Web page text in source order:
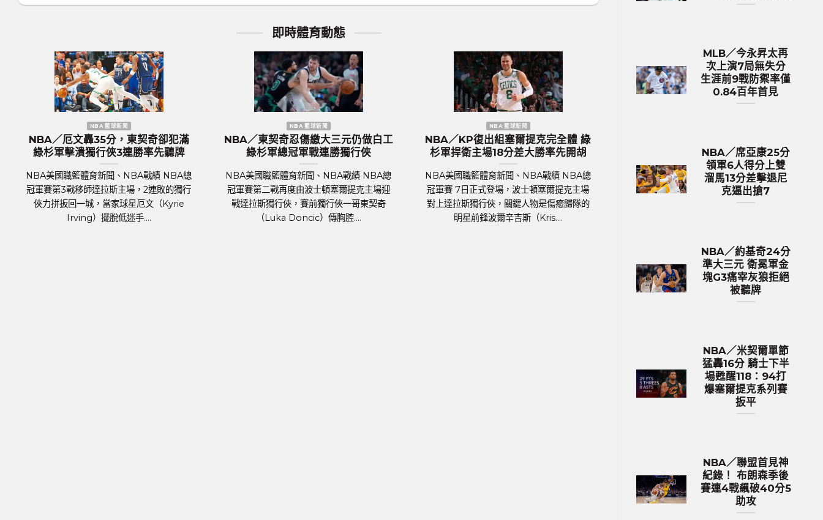
即時體育動態
出組塞爾提克完全體 綠
場18分差大勝率先開胡
體育新聞、NBA戰績 NBA總
登場，波士頓塞爾提克主場
行俠，關鍵人物是傷癒歸隊的
鋒波爾辛吉斯（Kris....
歐國盃／奪冠大熱門『三獅軍團』英
格蘭隊抵達德國受到上千球迷熱列歡
足球聯賽體育新聞、足球戰績 萬眾矚目的
2024年歐洲國家盃（UEFA Euro 2024）
將於6月14日於德國正式開踢。各國好手摩拳
歐國盃／葡萄牙傳奇巨星C.羅納度最
後一舞？第六度參賽再創紀錄巔峰
足球聯賽體育新聞、足球戰績 2024年歐洲
國家盃即將於6月14日晚上在德國揭幕，39
歲的葡萄牙球星C.羅納度（Cristiano
Ronaldo）將再....
2024歐國盃球隊身價排行 英格蘭身
價531億台幣傲視群雄
足球聯賽體育新聞、足球戰績 在今年德國舉
行的歐洲國家盃中，英格蘭以12.9億英鎊
（約531億新台幣）的總身價傲視群雄，成為
生涯前9戰防
MLB美國職棒體
加哥隊小熊日
Imanaga），持續
MLB／今永昇太再
次上演7局無失分
生涯前9戰防禦率僅
0.84百年首見
NBA／席亞康25分
領軍6人得分上雙
溜馬13分差擊退尼
克逼出搶7
NBA／約基奇24分
準大三元 衛冕軍金
塊G3痛宰灰狼拒絕
被聽牌
NBA／米契爾單節
猛轟16分 騎士下半
場甦醒118：94打
爆塞爾提克系列賽
扳平
NBA／聯盟首見神
紀錄！ 布朗森季後
賽連4戰飆破40分5
助攻